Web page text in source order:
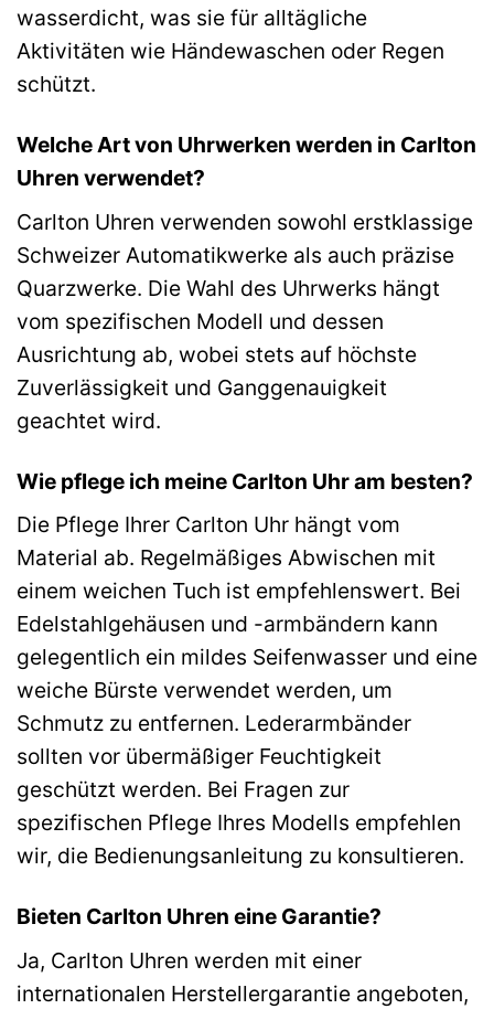
wasserdicht, was sie für alltägliche
Aktivitäten wie Händewaschen oder Regen
schützt.
Welche Art von Uhrwerken werden in Carlton
Uhren verwendet?
Carlton Uhren verwenden sowohl erstklassige
Schweizer Automatikwerke als auch präzise
Quarzwerke. Die Wahl des Uhrwerks hängt
vom spezifischen Modell und dessen
Ausrichtung ab, wobei stets auf höchste
Zuverlässigkeit und Ganggenauigkeit
geachtet wird.
Wie pflege ich meine Carlton Uhr am besten?
Die Pflege Ihrer Carlton Uhr hängt vom
Material ab. Regelmäßiges Abwischen mit
einem weichen Tuch ist empfehlenswert. Bei
Edelstahlgehäusen und -armbändern kann
gelegentlich ein mildes Seifenwasser und eine
weiche Bürste verwendet werden, um
Schmutz zu entfernen. Lederarmbänder
sollten vor übermäßiger Feuchtigkeit
geschützt werden. Bei Fragen zur
spezifischen Pflege Ihres Modells empfehlen
wir, die Bedienungsanleitung zu konsultieren.
Bieten Carlton Uhren eine Garantie?
Ja, Carlton Uhren werden mit einer
internationalen Herstellergarantie angeboten,